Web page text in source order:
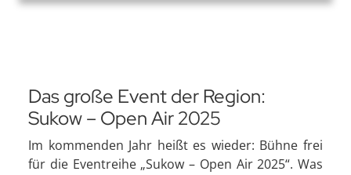
Das große Event der Region:
Sukow – Open Air 2025
Im kommenden Jahr heißt es wieder: Bühne frei
für die Eventreihe „Sukow – Open Air 2025“. Was